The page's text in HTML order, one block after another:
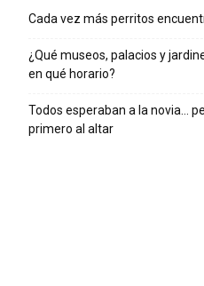
Cada vez más perritos
¿Qué museos, palacios y
en qué horario?
Todos esperaban a la novia…
primero al altar